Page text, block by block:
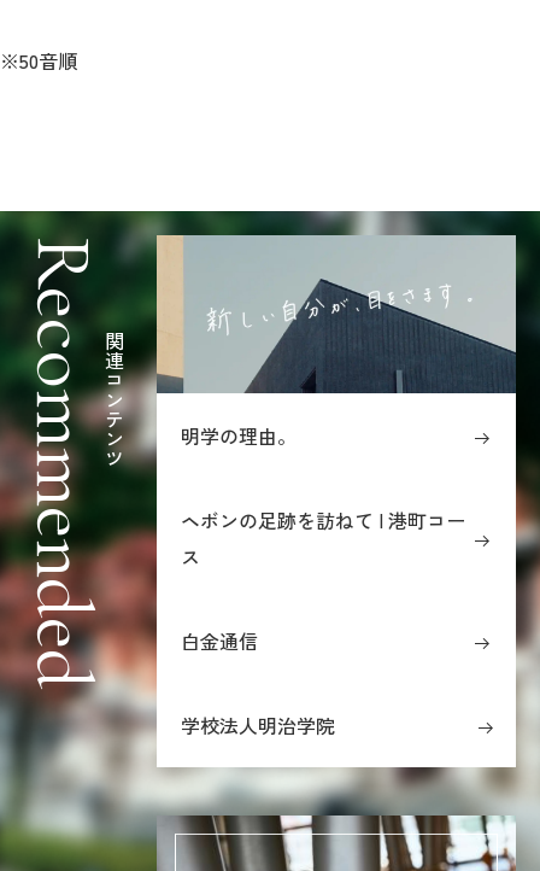
※50音順
Recommended関連コンテンツ 明学の理由。
ヘボンの足跡を訪ねて | 港町コー
ス
白金通信
学校法人明治学院